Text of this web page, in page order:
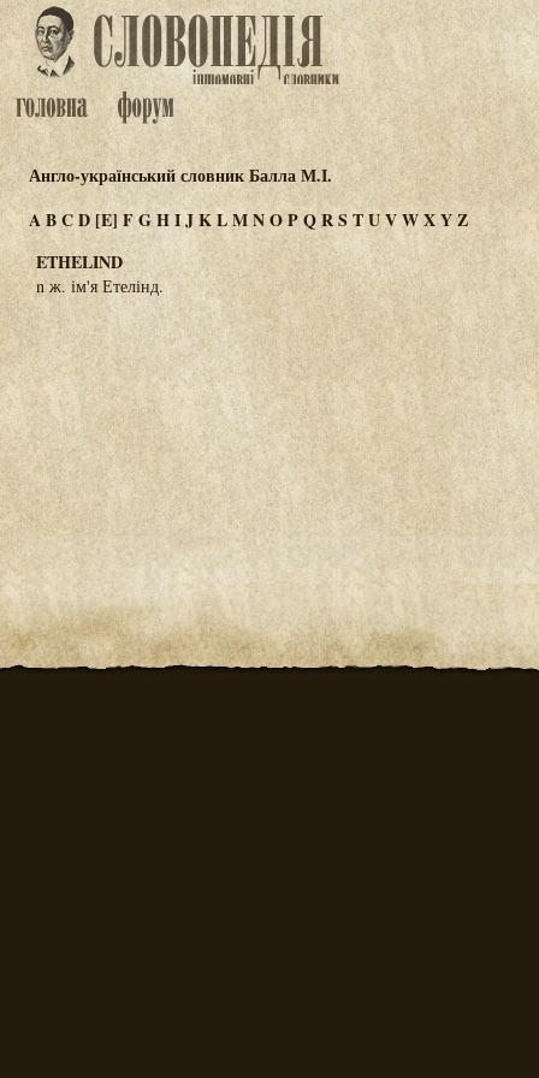
Англо-український словник Балла М.І.
ABCD[E] FGHIJKLMNOPQRSTUVWXYZ
ETHELIND
n ж. ім'я Етелінд.